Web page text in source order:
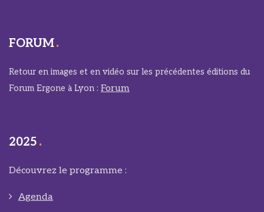
FORUM
Retour en images et en vidéo sur les précédentes éditions du
Forum Ergone à Lyon : Forum
2025
Découvrez le programme :
Agenda